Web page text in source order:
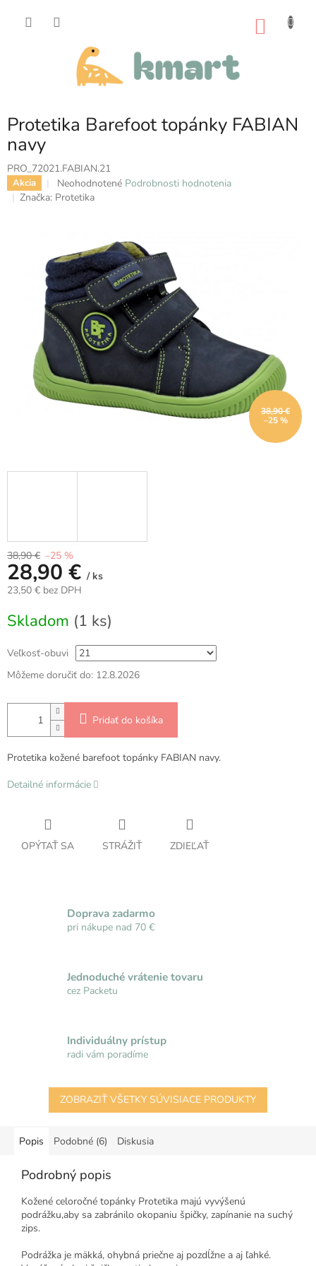
Protetika Barefoot topánky FABIAN
navy
PRO_72021.FABIAN.21
Akcia
Priemerné
hodnotenie
5
hviezdičiek.
Neohodnotené Podrobnosti hodnotenia
Značka: Protetika
38,90 €
–25 %
38,90 € –25 %
28,90 € / ks
23,50 € bez DPH
cena:
Skladom (1 ks)
Veľkosť-obuvi
Môžeme doručiť do: 12.8.2026
Pridať do košíka
Protetika kožené barefoot topánky FABIAN navy.
Detailné informácie
OPÝTAŤ SA STRÁŽIŤ ZDIEĽAŤ
Doprava zadarmo
pri nákupe nad 70 €
Jednoduché vrátenie tovaru
cez Packetu
Individuálny prístup
radi vám poradíme
ZOBRAZIŤ VŠETKY SÚVISIACE PRODUKTY
Popis Podobné (6) Diskusia
Podrobný popis
Kožené celoročné topánky Protetika majú vyvýšenú
podrážku,aby sa zabránilo okopaniu špičky, zapínanie na suchý
zips.
Podrážka je mäkká, ohybná priečne aj pozdĺžne a aj ľahké.